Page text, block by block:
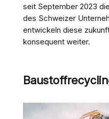
seit September 2023
des Schweizer
entwickeln diese
konsequent weiter.